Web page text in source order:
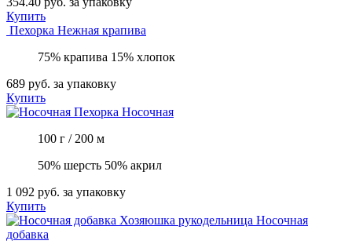
Купить
Пехорка Нежная крапива
75% крапива 15% хлопок
689 руб. за упаковку
Купить
Пехорка Носочная
100 г / 200 м
50% шерсть 50% акрил
1 092 руб. за упаковку
Купить
Хозяюшка рукодельница Носочная
добавка